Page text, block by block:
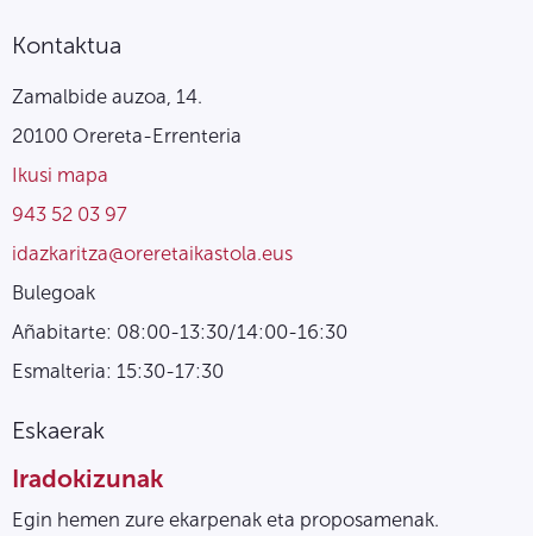
Kontaktua
Zamalbide auzoa, 14.
20100 Orereta-Errenteria
Ikusi mapa
943 52 03 97
idazkaritza@oreretaikastola.eus
Bulegoak
Añabitarte: 08:00-13:30/14:00-16:30
Esmalteria: 15:30-17:30
Eskaerak
Iradokizunak
Egin hemen zure ekarpenak eta proposamenak.